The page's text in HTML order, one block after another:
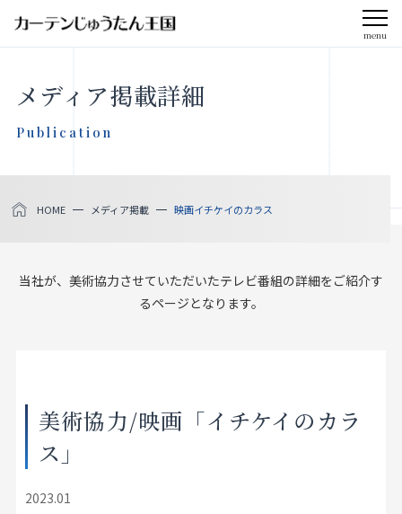
menu
会社案内
お知らせ
採用情報
店舗をさがす
メディア掲載詳細
Publication
HOME メディア掲載 映画イチケイのカラス
当社が、美術協力させていただいたテレビ番組の詳細をご紹介す
るページとなります。
美術協力/映画「イチケイのカラ
ス」
2023.01